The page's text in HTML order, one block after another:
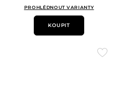
PROHLÉDNOUT VARIANTY
KOUPIT
Přidat